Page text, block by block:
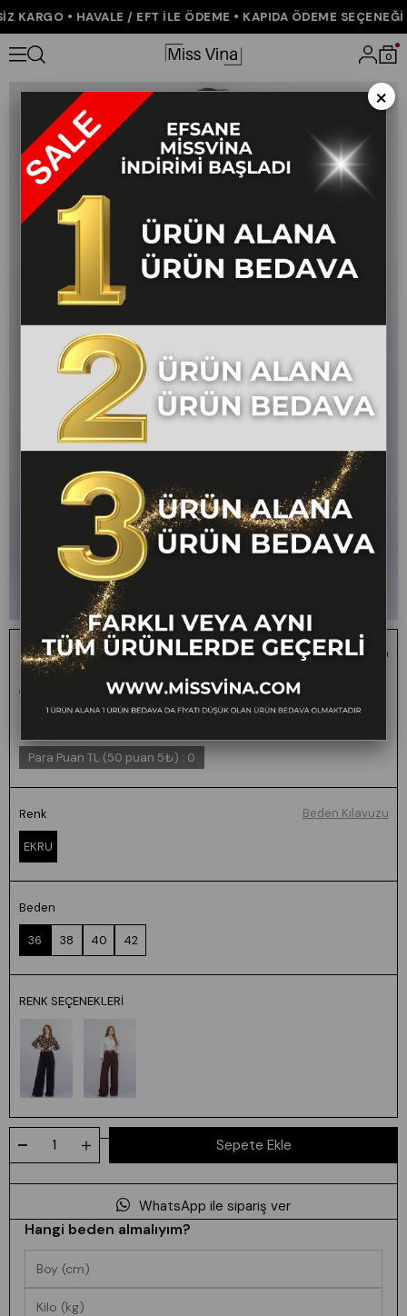
KARGO • HAVALE / EFT İLE ÖDEME • KAPIDA ÖDEME SEÇENEĞİ
0
Anasayfa ÇOK SATANLAR Yüksek Bel Kemerli ve Cepli Kumaş
Yüksek Bel Kemerli ve Cepli Kumaş Pantolon 30359
₺2.600,00 ₺1.299,00 50 1 ALANA 1 BEDAVA -
FARKLI VEYA AYNI
TÜM ÜRÜNLERDE
Para Puan TL (50 puan 5₺) : 0
Renk
EKRU
Beden
36 38 40 42
Beden Kılavuzu
RENK SEÇENEKLERI
WhatsApp ile sipariş ver
Hangi beden almalıyım?
×